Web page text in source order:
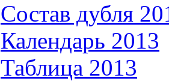
Состав дубля
Календарь 2013
Таблица 2013